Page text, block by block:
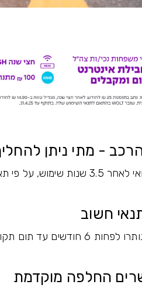
- מתי ניתן
ברישיון הרכב.
חשוב
הזמנית לאחר שעברו 3.5 שנים.
החלפה מוקדמת